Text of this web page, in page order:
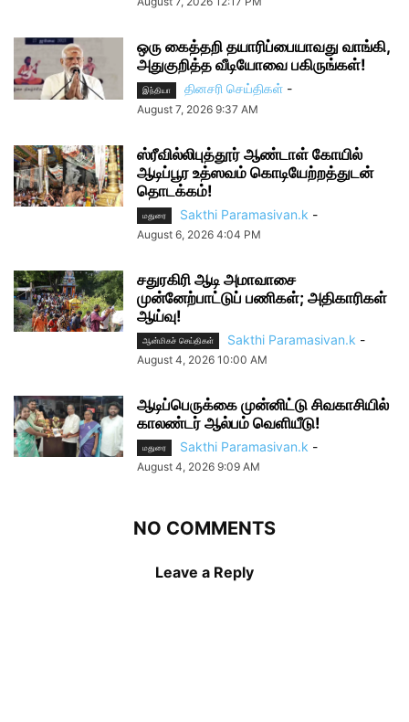
ஒரு கைத்தறி தயாரிப்பையாவது வாங்கி,
அதுகுறித்த வீடியோவை பகிருங்கள்!
இந்தியா தினசரி செய்திகள் -
August 7, 2026 9:37 AM
ஸ்ரீவில்லிபுத்தூர் ஆண்டாள் கோயில்
ஆடிப்பூர உத்ஸவம் கொடியேற்றத்துடன்
தொடக்கம்!
மதுரை Sakthi Paramasivan.k -
August 6, 2026 4:04 PM
சதுரகிரி ஆடி அமாவாசை
முன்னேற்பாட்டுப் பணிகள்; அதிகாரிகள்
ஆய்வு!
ஆன்மிகச் செய்திகள் Sakthi Paramasivan.k -
August 4, 2026 10:00 AM
ஆடிப்பெருக்கை முன்னிட்டு சிவகாசியில்
காலண்டர் ஆல்பம் வெளியீடு!
மதுரை Sakthi Paramasivan.k -
August 4, 2026 9:09 AM
NO COMMENTS
Leave a Reply